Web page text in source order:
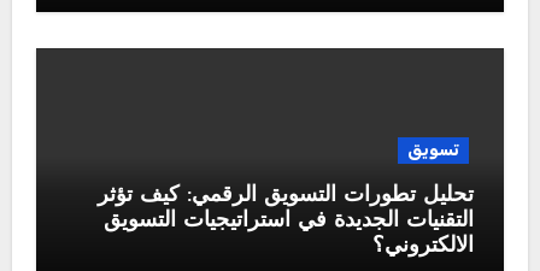
تسويق
تحليل تطورات التسويق الرقمي: كيف تؤثر
التقنيات الجديدة في استراتيجيات التسويق
الالكتروني؟